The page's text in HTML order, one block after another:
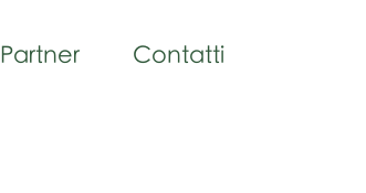
Partner Contatti